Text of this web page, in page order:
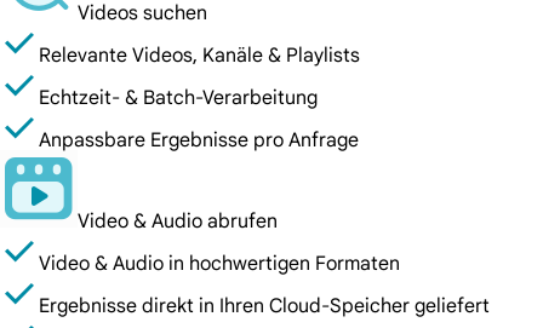
Videos suchen
Relevante Videos, Kanäle & Playlists
Echtzeit- & Batch-Verarbeitung
Anpassbare Ergebnisse pro Anfrage
Video & Audio abrufen
Video & Audio in hochwertigen Formaten
Ergebnisse direkt in Ihren Cloud-Speicher geliefert